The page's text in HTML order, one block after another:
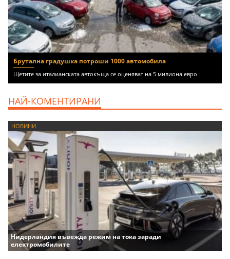
Брутална градушка потроши 1000 автомобила
Щетите за италианската автокъща се оценяват на 5 милиона евро
НАЙ-КОМЕНТИРАНИ
НОВИНИ
Нидерландия въвежда режим на тока заради
електромобилите